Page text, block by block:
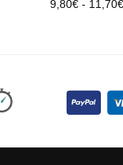
9,80€ - 11,70€